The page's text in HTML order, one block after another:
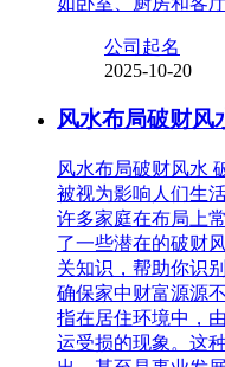
公司起名
2025-10-20
风水布局破财风
风水布局破财风水
被视为影响人们生
许多家庭在布局上
了一些潜在的破财
关知识，帮助你识
确保家中财富源源
指在居住环境中，
运受损的现象。这